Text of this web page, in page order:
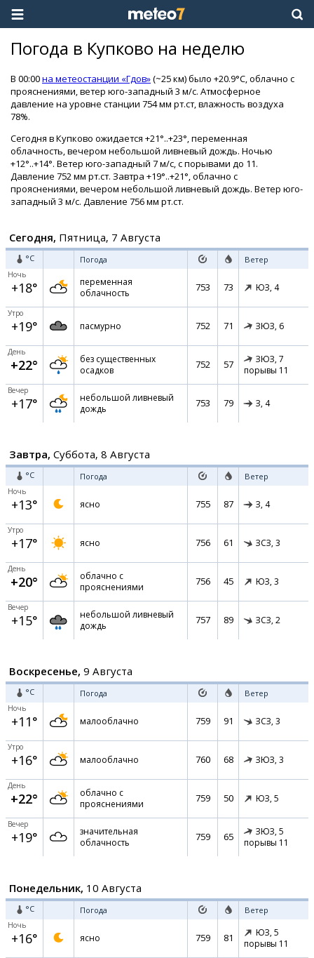
Погода в Купково на неделю
В 00:00на метеостанции «Гдов»(~25 км) было +20.9°C, облачно с
прояснениями, ветер юго-западный 3 м/с. Атмосферное
давление на уровне станции 754 мм рт.ст, влажность воздуха
78%.
Сегодня в Купково ожидается +21°..+23°, переменная
облачность, вечером небольшой ливневый дождь. Ночью
+12°..+14°. Ветер юго-западный 7 м/с, с порывами до 11.
Давление 752 мм рт.ст. Завтра +19°..+21°, облачно с
прояснениями, вечером небольшой ливневый дождь. Ветер юго-
западный 3 м/с. Давление 756 мм рт.ст.
Сегодня, Пятница, 7 Августа
°C Погода Ветер
Ночь
+18°
переменная
облачность
753 73 ЮЗ, 4
Утро
+19° пасмурно 752 71 ЗЮЗ, 6
День
+22°
без существенных
осадков
752 57 ЗЮЗ, 7
порывы 11
Вечер
+17°
небольшой ливневый
дождь
753 79 З, 4
Завтра, Суббота, 8 Августа
°C Погода Ветер
Ночь
+13° ясно 755 87 З, 4
Утро
+17° ясно 756 61 ЗСЗ, 3
День
+20°
облачно с
прояснениями
756 45 ЮЗ, 3
Вечер
+15°
небольшой ливневый
дождь
757 89 ЗСЗ, 2
Воскресенье, 9 Августа
°C Погода Ветер
Ночь
+11° малооблачно 759 91 ЗСЗ, 3
Утро
+16° малооблачно 760 68 ЗЮЗ, 3
День
+22°
облачно с
прояснениями
759 50 ЮЗ, 5
Вечер
+19°
значительная
облачность
759 65 ЗЮЗ, 5
порывы 11
Понедельник, 10 Августа
°C Погода Ветер
Ночь
+16° ясно 759 81 ЮЗ, 5
порывы 11